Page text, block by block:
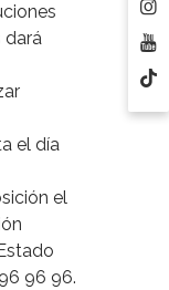
dará
el día
el
96 96.